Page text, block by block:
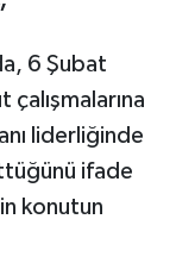
6 Şubat
liderliğinde
ifade
konutun